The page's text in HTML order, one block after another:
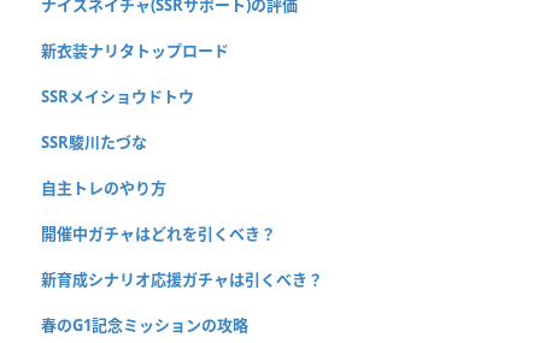
新衣装ナリタトップロード
SSRメイショウドトウ
SSR駿川たづな
自主トレのやり方
開催中ガチャはどれを引くべき？
新育成シナリオ応援ガチャは引くべき？
春のG1記念ミッションの攻略